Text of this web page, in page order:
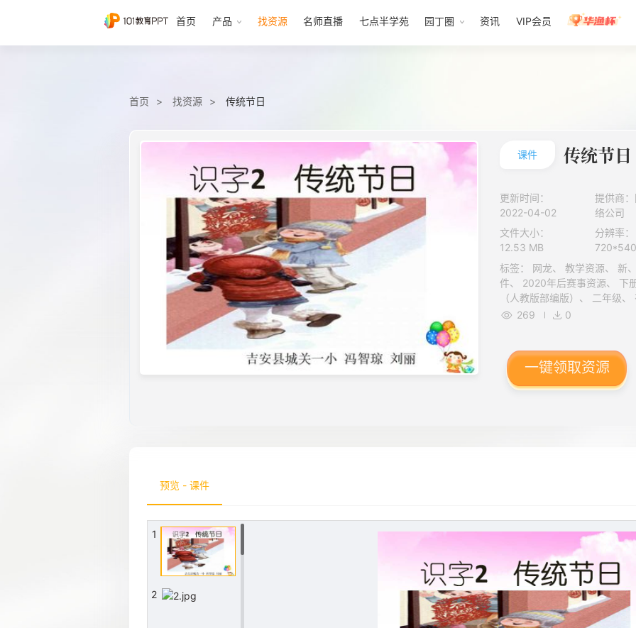
首页 产品 找资源 名师直播 七点半学苑 园丁圈 资讯 VIP会员
首页 找资源 传统节日
课件 传统节日
更新时间：
2022-04-02
提供商
络公司
文件大小：
12.53 MB
分辨率：
标签： 网龙、 教学资源、 新、 正规教育、 1级、 课件、 K12、 课
件、 2020年后赛事资源、 下册、 小学、 语文、 人民教育出版社
269
0
一键领取资源
预览 - 课件
1
2